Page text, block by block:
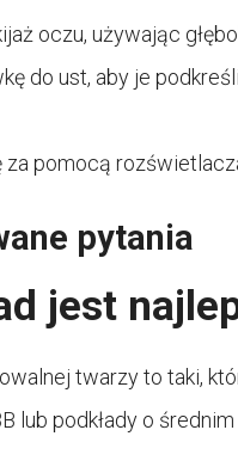
oczu, używając
do ust, aby je
pomocą
pytania
jest
twarzy to taki,
lub podkłady o